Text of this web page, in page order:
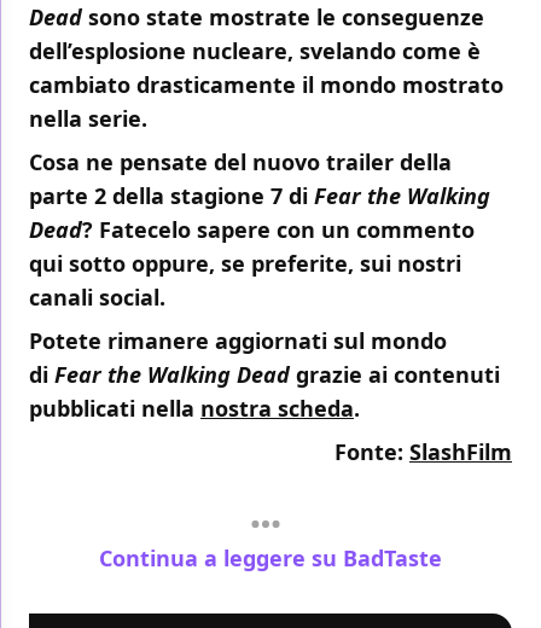
Deadsono state mostrate le conseguenze
dell’esplosione nucleare, svelando come è
cambiato drasticamente il mondo mostrato
nella serie.
Cosa ne pensate del nuovo trailer della
parte 2 della stagione 7 di Fear the Walking
Dead? Fatecelo sapere con un commento
qui sotto oppure, se preferite, sui nostri
canali social.
Potete rimanere aggiornati sul mondo
di Fear the Walking Deadgrazie ai contenuti
pubblicati nella nostra scheda.
Fonte: SlashFilm
Continua a leggere su BadTaste